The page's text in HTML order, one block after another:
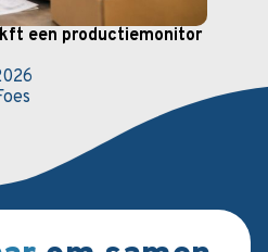
een productiemonitor